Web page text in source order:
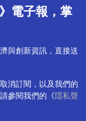
電子報，掌
與創新資訊，直接送
消訂閱，以及我們的
參閱我們的《隱私聲